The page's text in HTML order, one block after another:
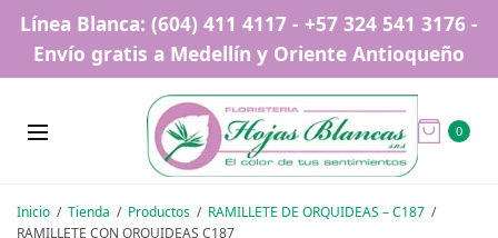
Línea Blanca: (604) 411 4117 - +57 324 541 3176 -
Envío gratis a Medellín y Oriente Antioqueño
0
Inicio Tienda Productos
RAMILLETE DE ORQUIDEAS – C187
RAMILLETE CON ORQUIDEAS C187